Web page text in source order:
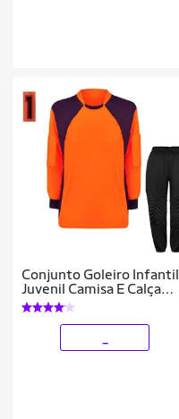
Conjunto Goleiro Infantil
Juvenil Camisa E Calça
Acolchoada Novo Modelo